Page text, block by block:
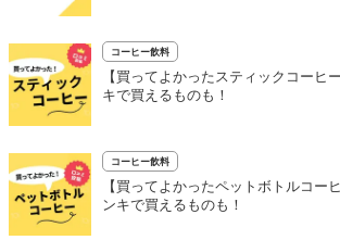
コーヒー飲料
【買ってよかったスティックコーヒ
キで買えるものも！
コーヒー飲料
【買ってよかったペットボトルコー
ンキで買えるものも！